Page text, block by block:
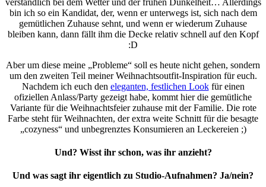
bin ich so ein Kandidat, der, wenn er unterwegs ist, sich nach dem
gemütlichen Zuhause sehnt, und wenn er wiederum Zuhause
bleiben kann, dann fällt ihm die Decke relativ schnell auf den Kopf
:D
Aber um diese meine „Probleme“ soll es heute nicht gehen, sondern
um den zweiten Teil meiner Weihnachtsoutfit-Inspiration für euch.
Nachdem ich euch den eleganten, festlichen Lookfür einen
ofiziellen Anlass/Party gezeigt habe, kommt hier die gemütliche
Variante für die Weihnachtsfeier zuhause mit der Familie. Die rote
Farbe steht für Weihnachten, der extra weite Schnitt für die besagte
„cozyness“ und unbegrenztes Konsumieren an Leckereien ;)
Und? Wisst ihr schon, was ihr anzieht?
Und was sagt ihr eigentlich zu Studio-Aufnahmen? Ja/nein?